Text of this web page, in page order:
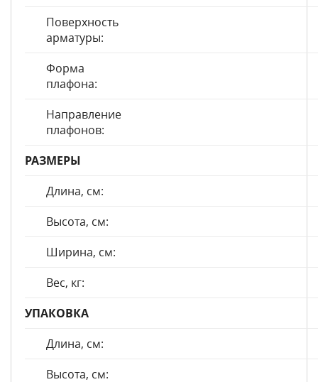
Поверхность
арматуры:
Форма
плафона:
Направление
плафонов:
РАЗМЕРЫ
Длина, см:
Высота, см:
Ширина, см:
Вес, кг:
УПАКОВКА
Длина, см:
Высота, см: